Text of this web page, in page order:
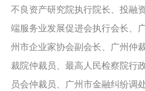
不良资产研究院执行院长、投融
端服务业发展促进会执行会长、
州市企业家协会副会长、广州仲
裁院仲裁员、最高人民检察院行
员会仲裁员、广州市金融纠纷调